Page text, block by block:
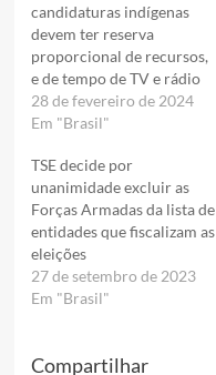
candidaturas indígenas
devem ter reserva
proporcional de recursos,
e de tempo de TV e rádio
28 de fevereiro de 2024
Em "Brasil"
TSE decide por
unanimidade excluir as
Forças Armadas da lista de
entidades que fiscalizam as
eleições
27 de setembro de 2023
Em "Brasil"
Compartilhar